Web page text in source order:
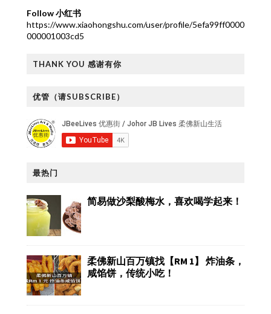
Follow 小红书
https://www.xiaohongshu.com/user/profile/5efa99ff0000
000001003cd5
THANK YOU 感谢有你
优管（请SUBSCRIBE）
最热门
简易做沙梨酸梅水，喜欢喝学起来！
柔佛新山百万镇找【RM 1】 炸油条，
咸馅饼，传统小吃！